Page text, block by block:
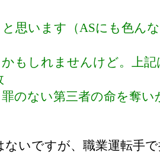
思います（ASにも色ん
もしれませんけど。上記
のない第三者の命を奪い
ないですが、職業運転手